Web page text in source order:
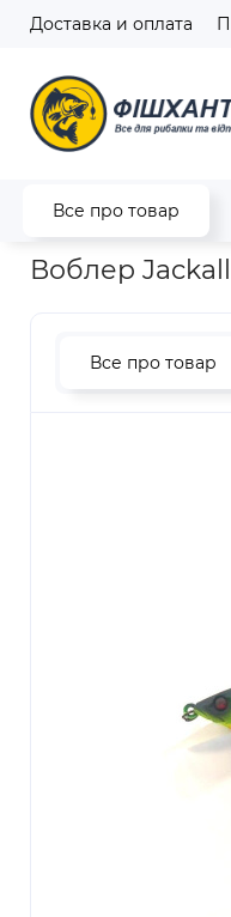
Доставка и оплата
Все про товар
Главная Приманки
Воблер Jackall
Все про товар